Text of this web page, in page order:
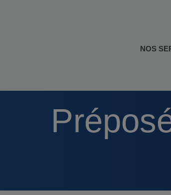
NOS
Préposé(e) à l’entretien ménager (light